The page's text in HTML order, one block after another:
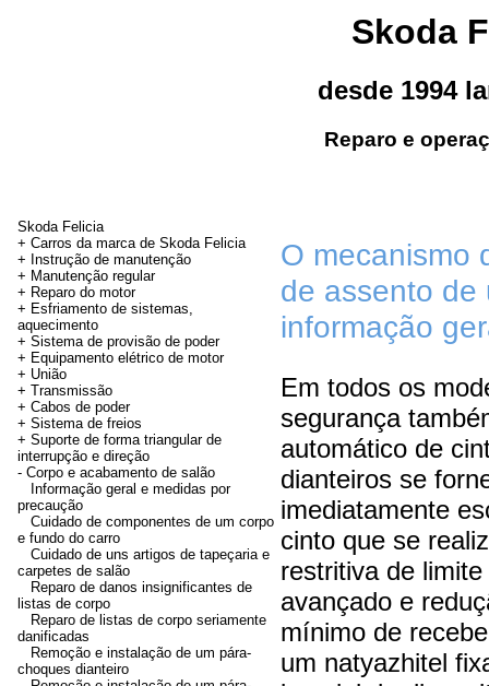
Skoda
desde 1994
Reparo e
Skoda Felicia
+ Carros da marca de Skoda Felicia
+ Instrução de manutenção
+ Manutenção regular
+ Reparo do motor
+ Esfriamento de sistemas,
aquecimento
+ Sistema de provisão de poder
+ Equipamento elétrico de motor
+ União
+ Transmissão
+ Cabos de poder
+ Sistema de freios
+ Suporte de forma triangular de
interrupção e direção
- Corpo e acabamento de salão
Informação geral e medidas por
precaução
Cuidado de componentes de um corpo
e fundo do carro
Cuidado de uns artigos de tapeçaria e
carpetes de salão
Reparo de danos insignificantes de
listas de corpo
Reparo de listas de corpo seriamente
danificadas
Remoção e instalação de um pára-
choques dianteiro
O mecanismo
de assento de
informação
Em todos os
segurança
automático de
dianteiros se
imediatamente
cinto que se
restritiva de
avançado e
mínimo de
um natyazhitel